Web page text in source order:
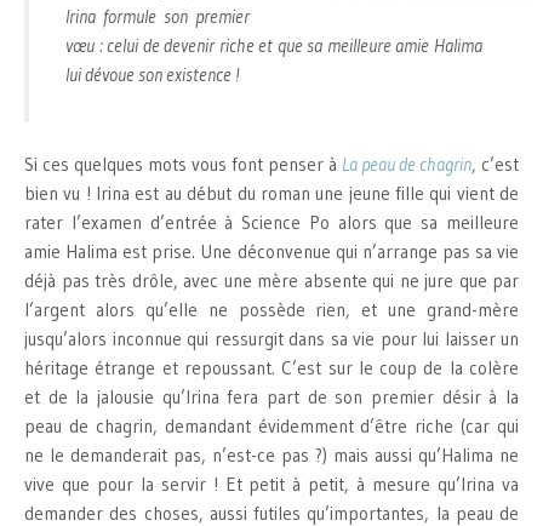
Irina formule son premier
vœu : celui de devenir riche et que sa meilleure amie Halima
lui dévoue son existence !
Si ces quelques mots vous font penser à La peau de chagrin, c’est
bien vu ! Irina est au début du roman une jeune fille qui vient de
rater l’examen d’entrée à Science Po alors que sa meilleure
amie Halima est prise. Une déconvenue qui n’arrange pas sa vie
déjà pas très drôle, avec une mère absente qui ne jure que par
l’argent alors qu’elle ne possède rien, et une grand-mère
jusqu’alors inconnue qui ressurgit dans sa vie pour lui laisser un
héritage étrange et repoussant. C’est sur le coup de la colère
et de la jalousie qu’Irina fera part de son premier désir à la
peau de chagrin, demandant évidemment d’être riche (car qui
ne le demanderait pas, n’est-ce pas ?) mais aussi qu’Halima ne
vive que pour la servir ! Et petit à petit, à mesure qu’Irina va
demander des choses, aussi futiles qu’importantes, la peau de